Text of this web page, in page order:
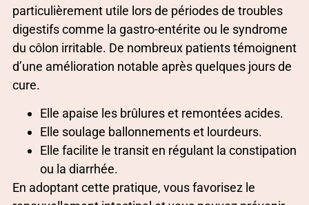
particulièrement utile lors de périodes de troubles
digestifs comme la gastro-entérite ou le syndrome
du côlon irritable. De nombreux patients témoignent
d’une amélioration notable après quelques jours de
cure.
Elle apaise les brûlures et remontées acides.
Elle soulage ballonnements et lourdeurs.
Elle facilite le transit en régulant la constipation
ou la diarrhée.
En adoptant cette pratique, vous favorisez le